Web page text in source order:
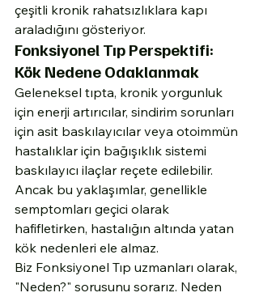
çeşitli kronik rahatsızlıklara kapı
araladığını gösteriyor.
Fonksiyonel Tıp Perspektifi:
Kök Nedene Odaklanmak
Geleneksel tıpta, kronik yorgunluk
için enerji artırıcılar, sindirim sorunları
için asit baskılayıcılar veya otoimmün
hastalıklar için bağışıklık sistemi
baskılayıcı ilaçlar reçete edilebilir.
Ancak bu yaklaşımlar, genellikle
semptomları geçici olarak
hafifletirken, hastalığın altında yatan
kök nedenleri ele almaz.
Biz Fonksiyonel Tıp uzmanları olarak,
"Neden?" sorusunu sorarız. Neden